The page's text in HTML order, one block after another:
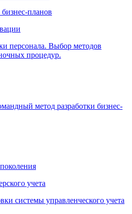
бизнес-планов
персонала. Выбор методов
процедур.
метод разработки бизнес-
учета
системы управленческого учета